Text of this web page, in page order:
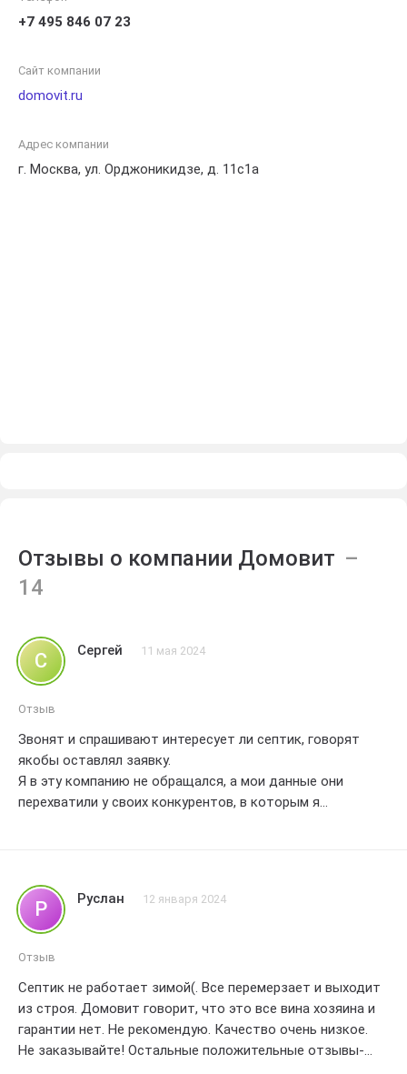
гарантирует высокое качество продукции и оперативное
+7 495 846 07 23
Сайт компании
domovit.ru
Адрес компании
г. Москва, ул. Орджоникидзе, д. 11с1а
Отзывы о компании Домовит
С Сергей 11 мая 2024
Отзыв
Звонят и спрашивают интересует ли септик, говорят
якобы оставлял заявку.
Я в эту компанию не обращался, а мои данные они
перехватили у своих конкурентов, в которым я
Р Руслан 12 января 2024
Отзыв
Септик не работает зимой(. Все перемерзает и выходит
из строя. Домовит говорит, что это все вина хозяина и
гарантии нет. Не рекомендую. Качество очень низкое.
Не заказывайте! Остальные положительные отзывы-